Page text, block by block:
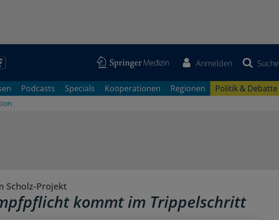
Anmelden
Suche
Podcasts Specials Kooperationen Regionen Politik & Debatte
Scholz-Projekt
kommt im Trippelschritt